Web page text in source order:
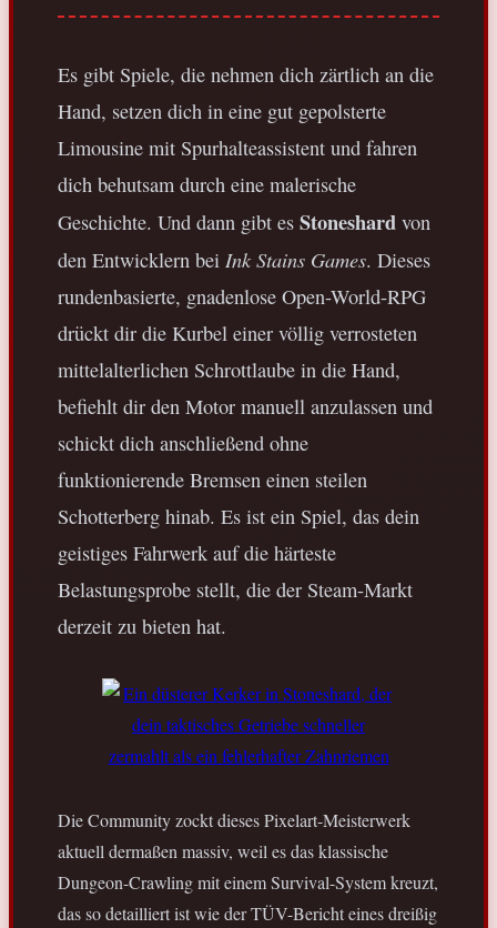
Es gibt Spiele, die nehmen dich zärtlich an die
Hand, setzen dich in eine gut gepolsterte
Limousine mit Spurhalteassistent und fahren
dich behutsam durch eine malerische
Geschichte. Und dann gibt es Stoneshard von
den Entwicklern bei Ink Stains Games. Dieses
rundenbasierte, gnadenlose Open-World-RPG
drückt dir die Kurbel einer völlig verrosteten
mittelalterlichen Schrottlaube in die Hand,
befiehlt dir den Motor manuell anzulassen und
schickt dich anschließend ohne
funktionierende Bremsen einen steilen
Schotterberg hinab. Es ist ein Spiel, das dein
geistiges Fahrwerk auf die härteste
Belastungsprobe stellt, die der Steam-Markt
derzeit zu bieten hat.
Die Community zockt dieses Pixelart-Meisterwerk
aktuell dermaßen massiv, weil es das klassische
Dungeon-Crawling mit einem Survival-System kreuzt,
das so detailliert ist wie der TÜV-Bericht eines dreißig